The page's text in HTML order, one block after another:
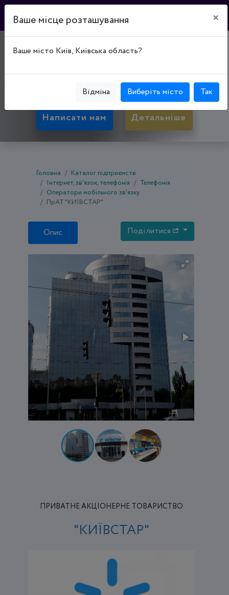
"КИЇВСТАР"
вул. Дегтярівська, буд. 53
Написати нам Детальніше
Головна
Каталог підприємств
Інтернет, зв'язок, телефонія
Телефонія
Оператори мобільного зв'язку
ПрАТ "КИЇВСТАР"
Опис Поділитися
ПРИВАТНЕ АКЦІОНЕРНЕ ТОВАРИСТВО
"КИЇВСТАР"
Ваше місце розташування ×
Ваше місто Київ, Київська область?
Відміна Виберіть місто Так